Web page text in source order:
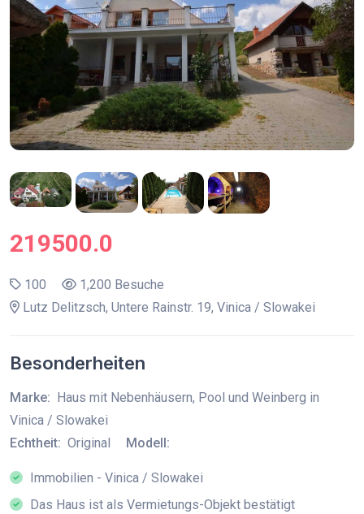
219500.0
100
1,200 Besuche
Lutz Delitzsch, Untere Rainstr. 19, Vinica / Slowakei
Besonderheiten
Marke:
Haus mit Nebenhäusern, Pool und Weinberg in
Vinica / Slowakei
Echtheit: Original Modell:
Immobilien - Vinica / Slowakei
Das Haus ist als Vermietungs-Objekt bestätigt